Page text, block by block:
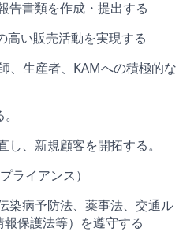
告書類を作成・提出する
高い販売活動を実現する
、生産者、KAMへの積極的な
、新規顧客を開拓する。
ライアンス）
染病予防法、薬事法、交通ル
保護法等）を遵守する